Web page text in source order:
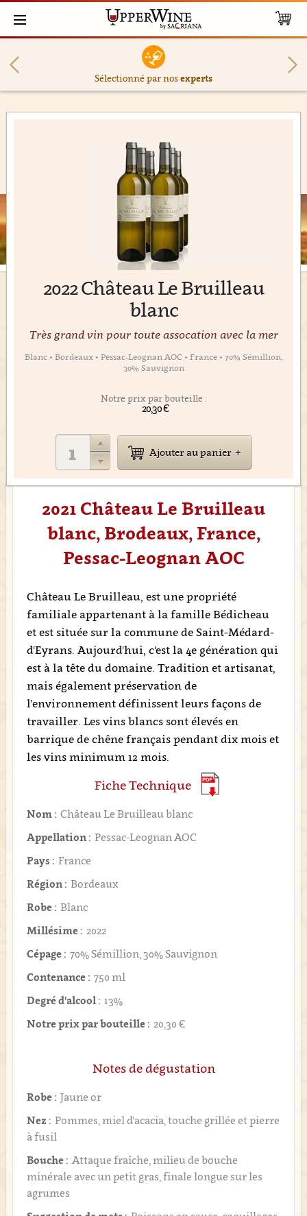
Sélectionné par nosexperts
2022 Château Le Bruilleau
blanc
Très grand vin pour toute assocation avec la mer
Blanc • Bordeaux • Pessac-Leognan AOC • France • 70% Sémillion,
30% Sauvignon
Notre prix par bouteille :
20,30 €
Ajouter au panier
2021 Château Le Bruilleau
blanc, Brodeaux, France,
Pessac-Leognan AOC
Château Le Bruilleau, est une propriété
familiale appartenant à la famille Bédicheau
et est située sur la commune de Saint-Médard-
d'Eyrans. Aujourd'hui, c'est la 4e génération qui
est à la tête du domaine. Tradition et artisanat,
mais également préservation de
l’environnement définissent leurs façons de
travailler. Les vins blancs sont élevés en
barrique de chêne français pendant dix mois et
les vins minimum 12 mois.
Fiche Technique
Nom : Château Le Bruilleau blanc
Appellation : Pessac-Leognan AOC
Pays : France
Région : Bordeaux
Robe : Blanc
Millésime : 2022
Cépage : 70% Sémillion, 30% Sauvignon
Contenance : 750 ml
Degré d'alcool : 13%
Notre prix par bouteille : 20,30 €
Notes de dégustation
Robe : Jaune or
Nez : Pommes, miel d'acacia, touche grillée et pierre
à fusil
Bouche : Attaque fraîche, milieu de bouche
minérale avec un petit gras, finale longue sur les
agrumes